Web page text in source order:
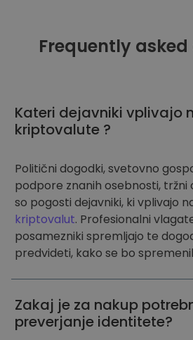
Frequently
Kateri dejavniki vplivajo
kriptovalute ?
Politični dogodki, svetovno
podpore znanih osebnosti, tržni
so pogosti dejavniki, ki vplivajo
kriptovalut. Profesionalni
posamezniki spremljajo te
predvideti, kako se bo
Zakaj je za nakup
preverjanje identitete?